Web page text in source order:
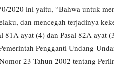
2020 ini yaitu, “Bahwa untuk
dan mencegah terjadinya
81A ayat (4) dan Pasal 82A
Pengganti Undang-
23 Tahun 2002 tentang